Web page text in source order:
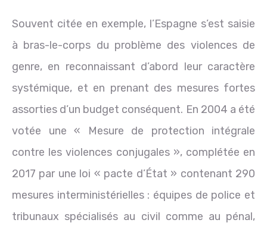
Souvent citée en exemple, l’Espagne s’est saisie
à bras-le-corps du problème des violences de
genre, en reconnaissant d’abord leur caractère
systémique, et en prenant des mesures fortes
assorties d’un budget conséquent. En 2004 a été
votée une « Mesure de protection intégrale
contre les violences conjugales », complétée en
2017 par une loi « pacte d’État » contenant 290
mesures interministérielles : équipes de police et
tribunaux spécialisés au civil comme au pénal,